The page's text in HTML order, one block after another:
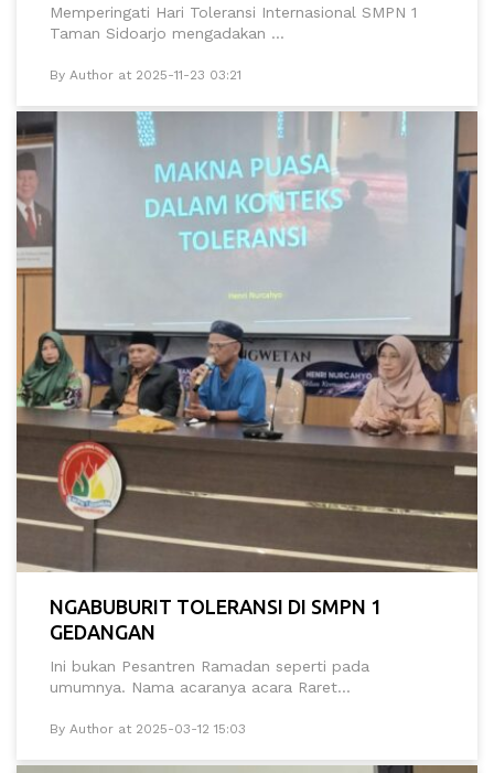
Memperingati Hari Toleransi Internasional SMPN 1
Taman Sidoarjo mengadakan ...
By Author at 2025-11-23 03:21
NGABUBURIT TOLERANSI DI SMPN 1
GEDANGAN
Ini bukan Pesantren Ramadan seperti pada
umumnya. Nama acaranya acara Raret...
By Author at 2025-03-12 15:03